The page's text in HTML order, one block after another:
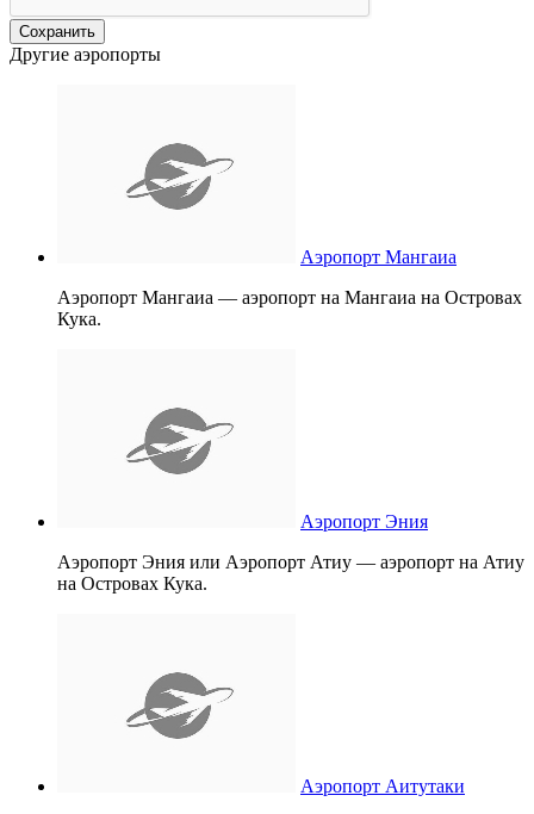
Другие аэропорты
Аэропорт Мангаиа
Аэропорт Мангаиа — аэропорт на Мангаиа на Островах
Кука.
Аэропорт Эния
Аэропорт Эния или Аэропорт Атиу — аэропорт на Атиу
на Островах Кука.
Аэропорт Аитутаки